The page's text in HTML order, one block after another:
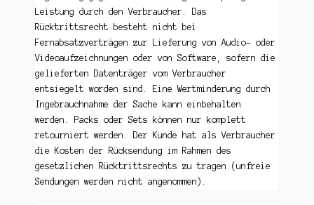
Leistung durch den Verbraucher. Das
Rücktrittsrecht besteht nicht bei
Fernabsatzverträgen zur Lieferung von Audio- oder
Videoaufzeichnungen oder von Software, sofern die
gelieferten Datenträger vom Verbraucher
entsiegelt worden sind. Eine Wertminderung durch
Ingebrauchnahme der Sache kann einbehalten
werden. Packs oder Sets können nur komplett
retourniert werden. Der Kunde hat als Verbraucher
die Kosten der Rücksendung im Rahmen des
gesetzlichen Rücktrittsrechts zu tragen (unfreie
Sendungen werden nicht angenommen).